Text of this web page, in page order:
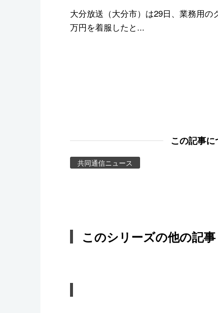
大分放送（大分市）は29日、業務用
万円を着服したと...
この記事
共同通信ニュース
このシリーズの他の記事